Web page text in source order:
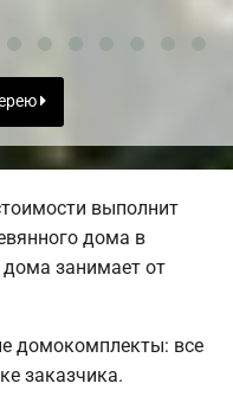
выполнит
дома в
дома занимает от
домокомплекты: все
заказчика.